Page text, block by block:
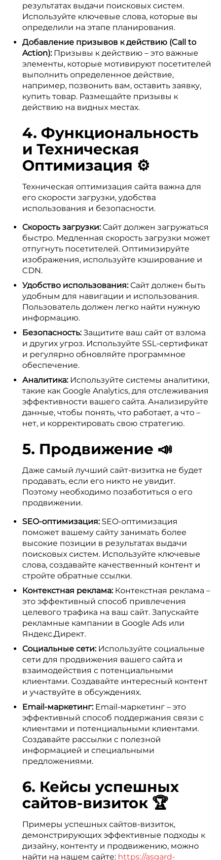
результатах выдачи поисковых систем.
Используйте ключевые слова, которые вы
определили на этапе планирования.
Добавление призывов к действию (Call to
Action):Призывы к действию – это важные
элементы, которые мотивируют посетителей
выполнить определенное действие,
например, позвонить вам, оставить заявку,
купить товар. Размещайте призывы к
действию на видных местах.
4. Функциональность
и Техническая
Оптимизация ⚙️
Техническая оптимизация сайта важна для
его скорости загрузки, удобства
использования и безопасности.
Скорость загрузки:Сайт должен загружаться
быстро. Медленная скорость загрузки может
отпугнуть посетителей. Оптимизируйте
изображения, используйте кэширование и
CDN.
Удобство использования:Сайт должен быть
удобным для навигации и использования.
Пользователь должен легко найти нужную
информацию.
Безопасность:Защитите ваш сайт от взлома
и других угроз. Используйте SSL-сертификат
и регулярно обновляйте программное
обеспечение.
Аналитика:Используйте системы аналитики,
такие как Google Analytics, для отслеживания
эффективности вашего сайта. Анализируйте
данные, чтобы понять, что работает, а что –
нет, и корректировать свою стратегию.
5. Продвижение 📣
Даже самый лучший сайт-визитка не будет
продавать, если его никто не увидит.
Поэтому необходимо позаботиться о его
продвижении.
SEO-оптимизация:SEO-оптимизация
поможет вашему сайту занимать более
высокие позиции в результатах выдачи
поисковых систем. Используйте ключевые
слова, создавайте качественный контент и
стройте обратные ссылки.
Контекстная реклама:Контекстная реклама –
это эффективный способ привлечения
целевого трафика на ваш сайт. Запускайте
рекламные кампании в Google Ads или
Яндекс.Директ.
Социальные сети:Используйте социальные
сети для продвижения вашего сайта и
взаимодействия с потенциальными
клиентами. Создавайте интересный контент
и участвуйте в обсуждениях.
Email-маркетинг:Email-маркетинг – это
эффективный способ поддержания связи с
клиентами и потенциальными клиентами.
Создавайте рассылки с полезной
информацией и специальными
предложениями.
6. Кейсы успешных
сайтов-визиток 🏆
Примеры успешных сайтов-визиток,
демонстрирующих эффективные подходы к
дизайну, контенту и продвижению, можно
найти на нашем сайте: https://asgard-